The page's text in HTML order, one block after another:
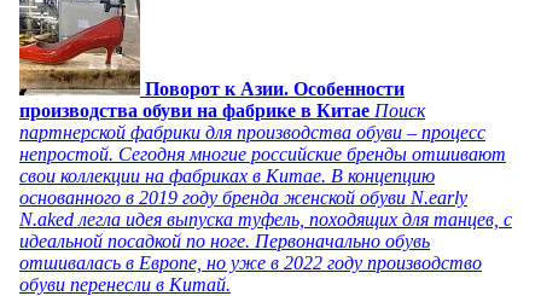
Поворот к Азии. Особенности
производства обуви на фабрике в Китае Поиск
партнерской фабрики для производства обуви – процесс
непростой. Сегодня многие российские бренды отшивают
свои коллекции на фабриках в Китае. В концепцию
основанного в 2019 году бренда женской обуви N.early
N.aked легла идея выпуска туфель, походящих для танцев, с
идеальной посадкой по ноге. Первоначально обувь
отшивалась в Европе, но уже в 2022 году производство
обуви перенесли в Китай.